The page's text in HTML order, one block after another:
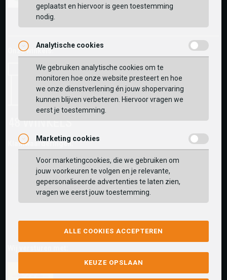
Onze winkels:
Klantwaarderingen:
geplaatst en hiervoor is geen toestemming
nodig.
Analytische cookies
We gebruiken analytische cookies om te
monitoren hoe onze website presteert en hoe
we onze dienstverlening én jouw shopervaring
kunnen blijven verbeteren. Hiervoor vragen we
eerst je toestemming.
Marketing cookies
Voor marketingcookies, die we gebruiken om
jouw voorkeuren te volgen en je relevante,
gepersonaliseerde advertenties te laten zien,
vragen we eerst jouw toestemming.
ALLE COOKIES ACCEPTEREN
KEUZE OPSLAAN